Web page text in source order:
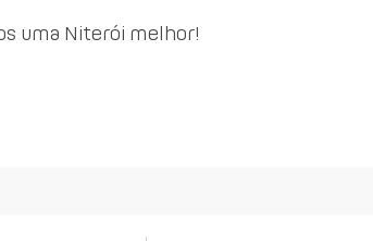
uma Niterói melhor!